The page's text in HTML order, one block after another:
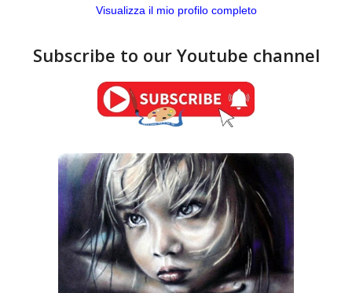
Visualizza il mio profilo completo
Subscribe to our Youtube channel